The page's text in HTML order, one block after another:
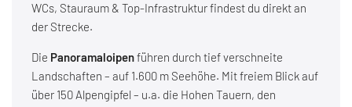
WCs, Stauraum & Top-Infrastruktur findest du direkt an
der Strecke.
Die Panoramaloipenführen durch tief verschneite
Landschaften – auf 1.600 m Seehöhe. Mit freiem Blick auf
über 150 Alpengipfel – u.a. die Hohen Tauern, den